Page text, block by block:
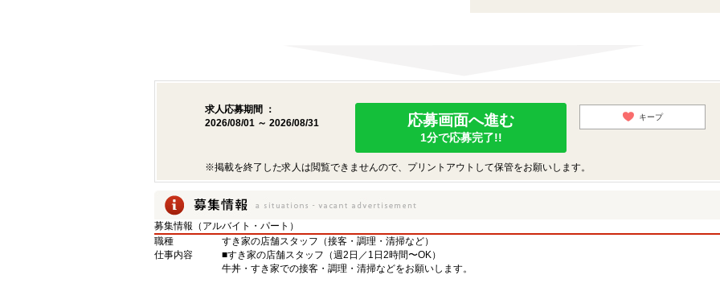
求人応募期間 ：
2026/08/01 ～ 2026/08/31
応募画面へ進む
1分で応募完了!!
キープ
※掲載を終了した求人は閲覧できませんので、プリントアウトして保管をお願いします。
募集情報（アルバイト・パート）
職種
すき家の店舗スタッフ（接客・調理・清掃など）
仕事内容
■すき家の店舗スタッフ（週2日／1日2時間〜OK）
牛丼・すき家での接客・調理・清掃などをお願いします。